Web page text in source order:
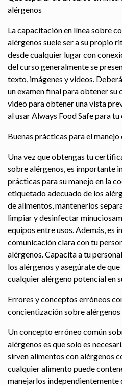
alérgenos
La capacitación en línea sobre
alérgenos suele ser a su propio
desde cualquier lugar con
del curso generalmente se
texto, imágenes y videos.
un examen final para obtener
video para obtener una vista
al usar Always Food Safe para
Buenas prácticas para el
Una vez que obtengas tu
sobre alérgenos, es importante
prácticas para su manejo en la
etiquetado adecuado de los
de alimentos, mantenerlos
limpiar y desinfectar
equipos entre usos. Además, es
comunicación clara con tu
alérgenos. Capacita a tu
los alérgenos y asegúrate de
cualquier alérgeno potencial en
Errores y conceptos erróneos
concientización sobre alérgenos
Un concepto erróneo común
alérgenos es que solo es
sirven alimentos con alérgenos
cualquier alimento puede
manejarlos